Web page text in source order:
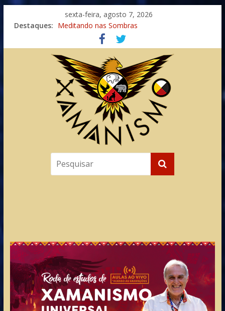
sexta-feira, agosto 7, 2026
Destaques: Imaginação na Cura
Meditando nas Sombras
Autosuficiência: A Jornada do Espírito Ancestral
Xamanismo Universal
Totens – Caminho Espiritual – Crescimento